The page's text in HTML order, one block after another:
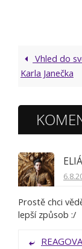
Vhled do
Karla Janečka
Prostě chci
lepší způsob :/